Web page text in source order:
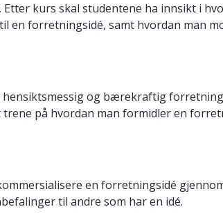
kurs skal studentene ha innsikt i
en forretningsidé, samt hvordan man
og bærekraftig
på hvordan man formidler en
en forretningsidé
til andre som har en idé.